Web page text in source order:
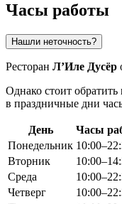
Часы работы
Нашли неточность?
Ресторан Л’Иле Дусёр
Однако стоит
в праздничные дни
День
Часы
Понедельник
Вторник
Среда
Четверг